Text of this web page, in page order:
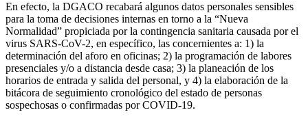
En efecto, la DGACO recabará algunos datos personales sensibles
para la toma de decisiones internas en torno a la “Nueva
Normalidad” propiciada por la contingencia sanitaria causada por el
virus SARS-CoV-2, en específico, las concernientes a: 1) la
determinación del aforo en oficinas; 2) la programación de labores
presenciales y/o a distancia desde casa; 3) la planeación de los
horarios de entrada y salida del personal, y 4) la elaboración de la
bitácora de seguimiento cronológico del estado de personas
sospechosas o confirmadas por COVID-19.